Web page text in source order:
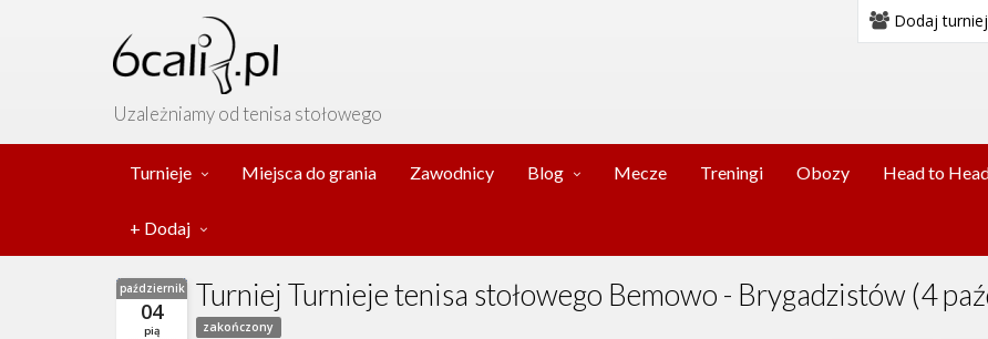
Uzależniamy od tenisa stołowego
Dodaj turniej
Turnieje Miejsca do grania Zawodnicy Blog Mecze Treningi Obozy Head to
+ Dodaj
październik
04
pią
Turniej Turnieje tenisa stołowego Bemowo - Brygadzistów (4
zakończony